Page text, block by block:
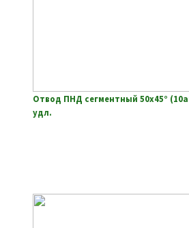
Отвод ПНД сегментный 50х45°
удл.